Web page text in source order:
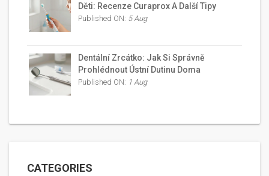
Děti: Recenze Curaprox A Další Tipy
Published ON: 5 Aug
Dentální Zrcátko: Jak Si Správně
Prohlédnout Ústní Dutinu Doma
Published ON: 1 Aug
CATEGORIES